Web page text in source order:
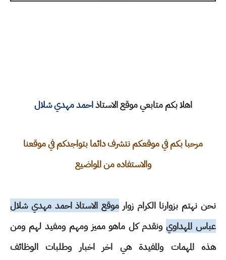
اهلا بكم متابعي موقع الاستاذاحمد مهدي شلال
مرحبا بكم في موقعكم نتشرف دائما بتواجدكم في موقعنا
والاستفاده من المواضيع
نحن نهتم بزوارنا الكرام زوار موقع الاستاذ احمد مهدي شلال
عباس المهداويونقدم كل ماهو مميز ومهم ومفيد لهم ومن
هذه المهمات والمفيدة هي اخر اخبار وطلبات الوظائف